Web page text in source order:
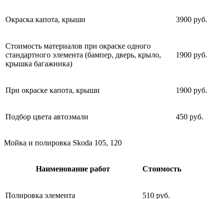
Окраска капота, крыши 3900 руб.
Стоимость материалов при окраске одного
стандартного элемента (бампер, дверь, крыло,
крышка багажника)
1900 руб.
При окраске капота, крыши 1900 руб.
Подбор цвета автоэмали 450 руб.
Мойка и полировка Skoda 105, 120
Наименование работ Стоимость
Полировка элемента 510 руб.